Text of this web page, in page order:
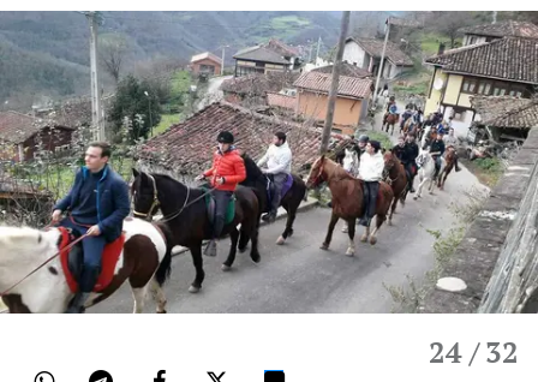
24/ 32